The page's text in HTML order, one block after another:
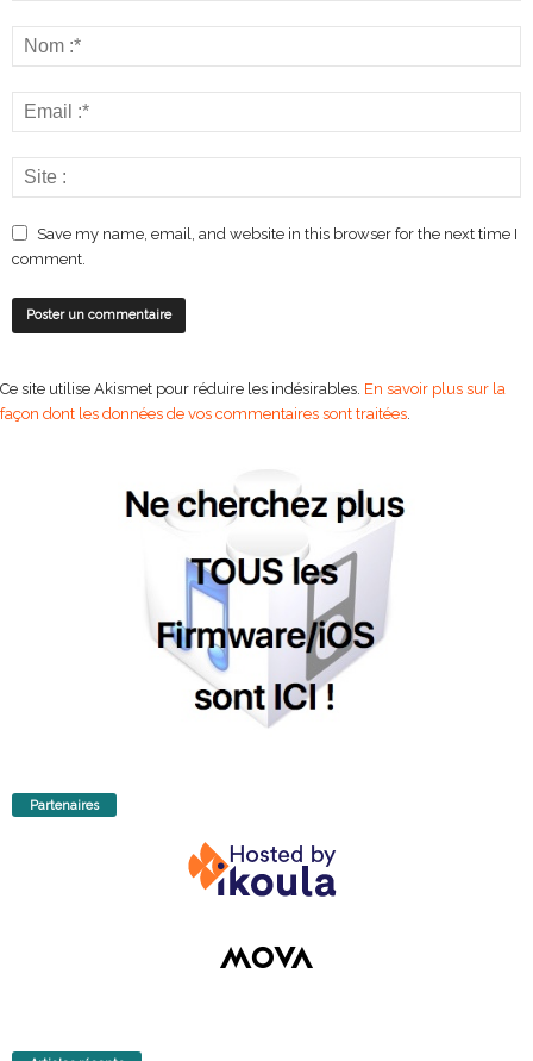
Save my name, email, and website in this browser for the next time I
comment.
Ce site utilise Akismet pour réduire les indésirables. En savoir plus sur la
façon dont les données de vos commentaires sont traitées.
Partenaires